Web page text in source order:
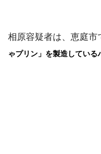
相原容疑者は、恵庭市
ゃプリン」を製造している